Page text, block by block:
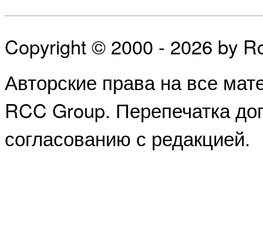
Copyright © 2000 - 2026 by
Авторские права на все
RCC Group. Перепечатка
согласованию с редакцией.